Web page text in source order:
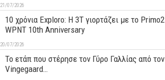
21/07/2026
10 χρόνια Exploro: Η 3T γιορτάζει με το Primo2
WPNT 10th Anniversary
20/07/2026
Το ετάπ που στέρησε τον Γύρο Γαλλίας από τον
Vingegaard…